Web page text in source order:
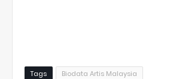
Tags Biodata Artis Malaysia